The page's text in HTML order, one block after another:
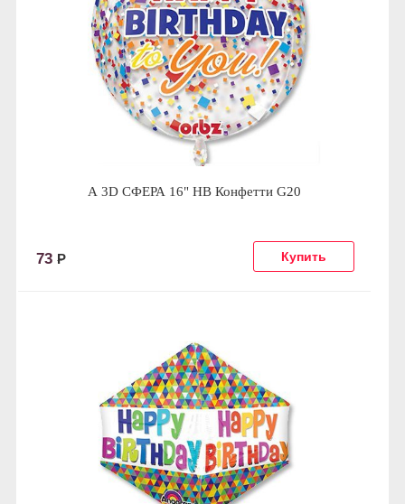
А 3D СФЕРА 16" HB Конфетти G20
73 Р